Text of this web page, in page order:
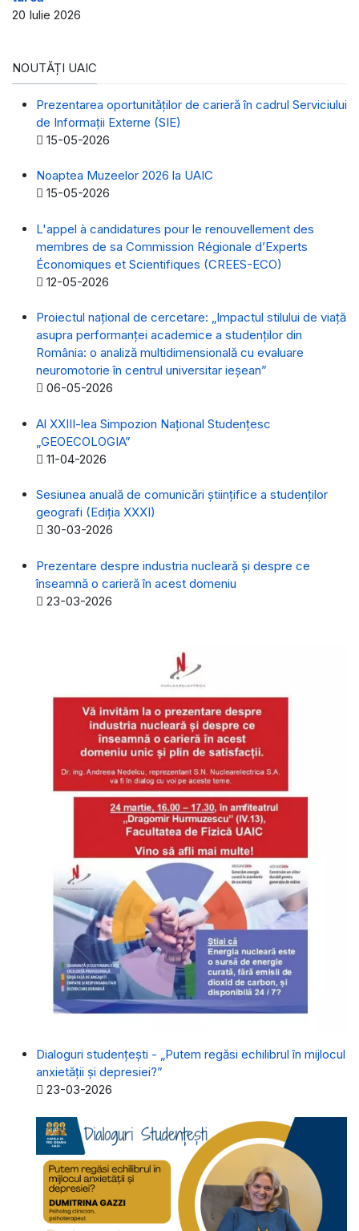
20 Iulie 2026
NOUTĂȚI UAIC
Prezentarea oportunităților de carieră în cadrul Serviciului
de Informații Externe (SIE)
Detalii
15-05-2026
Noaptea Muzeelor 2026 la UAIC
Detalii
15-05-2026
L'appel à candidatures pour le renouvellement des
membres de sa Commission Régionale d’Experts
Économiques et Scientifiques (CREES-ECO)
Detalii
12-05-2026
Proiectul național de cercetare: „Impactul stilului de viață
asupra performanței academice a studenților din
România: o analiză multidimensională cu evaluare
neuromotorie în centrul universitar ieșean”
Detalii
06-05-2026
Al XXIII-lea Simpozion Naţional Studenţesc
„GEOECOLOGIA”
Detalii
11-04-2026
Sesiunea anuală de comunicări științifice a studenților
geografi (Ediția XXXI)
Detalii
30-03-2026
Prezentare despre industria nucleară și despre ce
înseamnă o carieră în acest domeniu
Detalii
23-03-2026
Dialoguri studențești - „Putem regăsi echilibrul în mijlocul
anxietății și depresiei?”
Detalii
23-03-2026